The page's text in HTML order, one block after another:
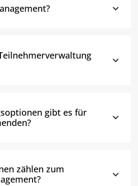
gibt es für
zählen zum